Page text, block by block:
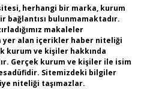
herhangi bir marka, kurum
bağlantısı bulunmamaktadır.
makaleler
yer alan içerikler haber niteliği
kurum ve kişiler hakkında
Gerçek kurum ve kişiler ile isim
Sitemizdeki bilgiler
niteliği taşımazlar.